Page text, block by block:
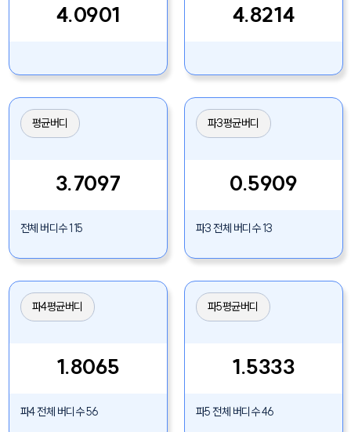
4.0901 4.8214
평균버디
3.7097
전체 버디수 115
파3평균버디
0.5909
파3 전체 버디수 13
파4평균버디
1.8065
파4 전체 버디수 56
파5평균버디
1.5333
파5 전체 버디수 46